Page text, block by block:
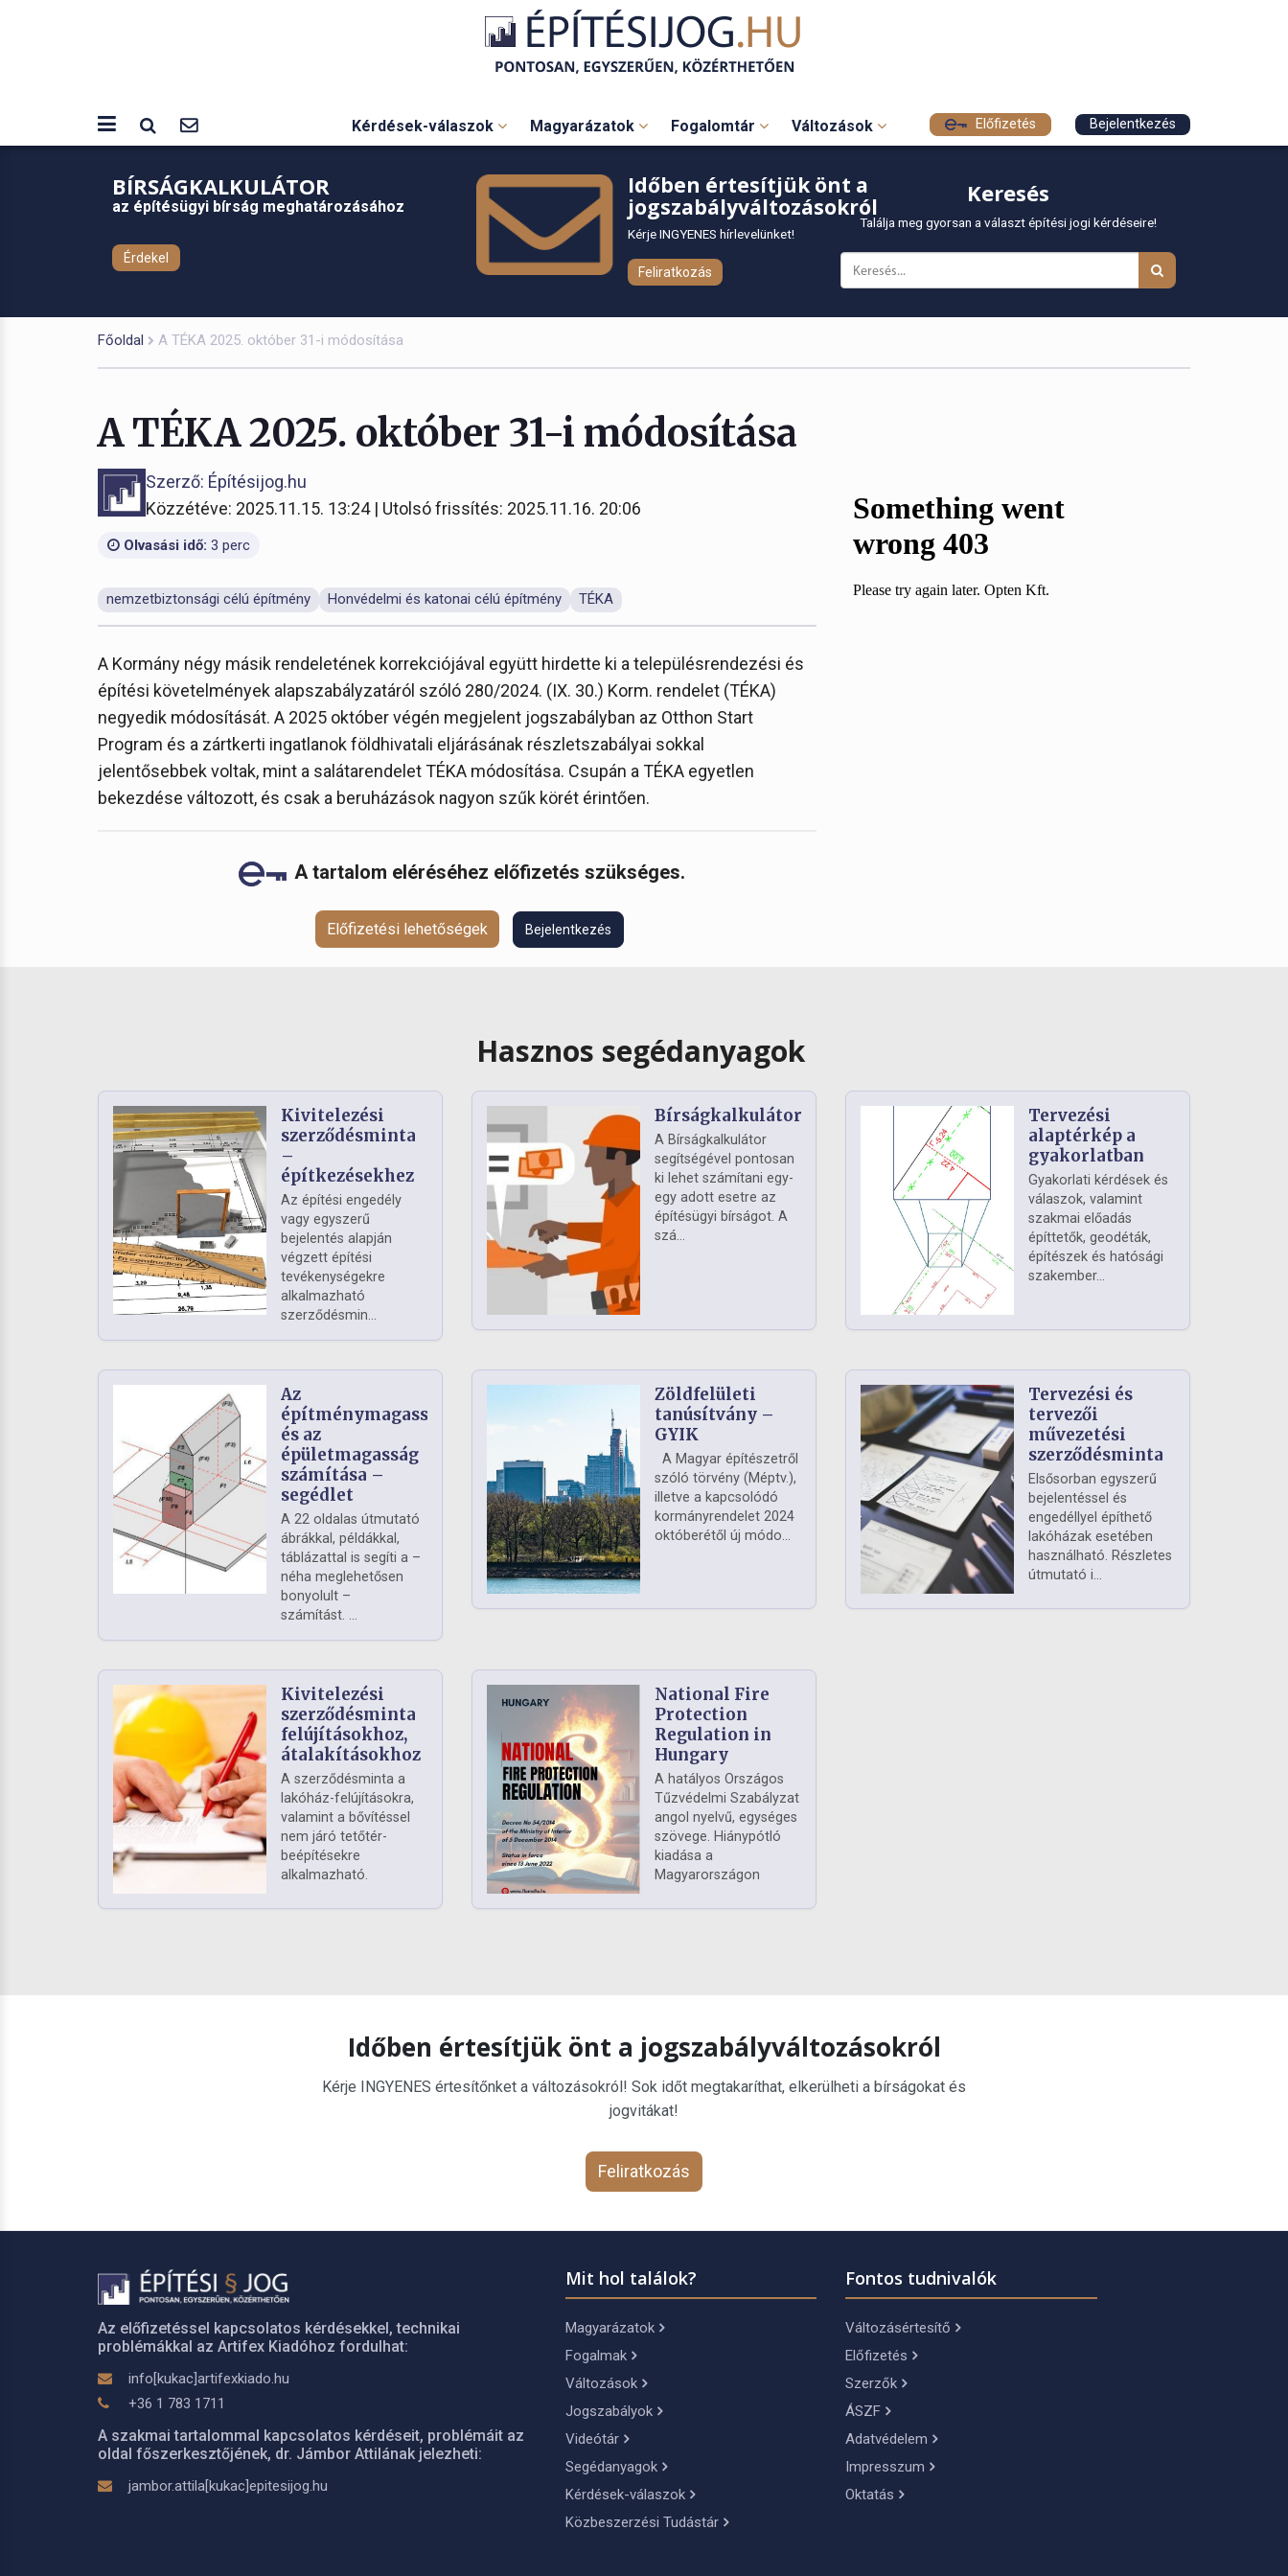
Kérdések-válaszok Magyarázatok Fogalomtár Változások Előfizetés Bejelentkezés
BÍRSÁGKALKULÁTOR
az építésügyi bírság meghatározásához
Érdekel
Időben értesítjük önt a
jogszabályváltozásokról
Kérje INGYENES hírlevelünket!
Feliratkozás
Keresés
Találja meg gyorsan a választ építési jogi kérdéseire!
Főoldal A TÉKA 2025. október 31-i módosítása
A TÉKA 2025. október 31-i módosítása
Szerző: Építésijog.hu
Közzétéve: 2025.11.15. 13:24 | Utolsó frissítés: 2025.11.16. 20:06
Olvasási idő: 3 perc
nemzetbiztonsági célú építmény Honvédelmi és katonai célú építmény TÉKA
A Kormány négy másik rendeletének korrekciójával együtt hirdette ki a településrendezési és
építési követelmények alapszabályzatáról szóló 280/2024. (IX. 30.) Korm. rendelet (TÉKA)
negyedik módosítását. A 2025 október végén megjelent jogszabályban az Otthon Start
Program és a zártkerti ingatlanok földhivatali eljárásának részletszabályai sokkal
jelentősebbek voltak, mint a salátarendelet TÉKA módosítása. Csupán a TÉKA egyetlen
bekezdése változott, és csak a beruházások nagyon szűk körét érintően.
A tartalom eléréséhez előfizetés szükséges.
Előfizetési lehetőségek Bejelentkezés
Hasznos segédanyagok
Kivitelezési
szerződésminta
–
építkezésekhez
Az építési engedély
vagy egyszerű
bejelentés alapján
végzett építési
tevékenységekre
alkalmazható
szerződésmin...
Bírságkalkulátor
A Bírságkalkulátor
segítségével pontosan
ki lehet számítani egy-
egy adott esetre az
építésügyi bírságot. A
szá...
Tervezési
alaptérkép a
gyakorlatban
Gyakorlati kérdések és
válaszok, valamint
szakmai előadás
építtetők, geodéták,
építészek és hatósági
szakember...
Az
építménymagasság
és az
épületmagasság
számítása –
segédlet
A 22 oldalas útmutató
ábrákkal, példákkal,
táblázattal is segíti a –
néha meglehetősen
bonyolult –
számítást. ...
Zöldfelületi
tanúsítvány –
GYIK
A Magyar építészetről
szóló törvény (Méptv.),
illetve a kapcsolódó
kormányrendelet 2024
októberétől új módo...
Tervezési és
tervezői
művezetési
szerződésminta
Elsősorban egyszerű
bejelentéssel és
engedéllyel építhető
lakóházak esetében
használható. Részletes
útmutató i...
Kivitelezési
szerződésminta
felújításokhoz,
átalakításokhoz
A szerződésminta a
lakóház-felújításokra,
valamint a bővítéssel
nem járó tetőtér-
beépítésekre
alkalmazható.
National Fire
Protection
Regulation in
Hungary
A hatályos Országos
Tűzvédelmi Szabályzat
angol nyelvű, egységes
szövege. Hiánypótló
kiadása a
Magyarországon
Időben értesítjük önt a jogszabályváltozásokról
Kérje INGYENES értesítőnket a változásokról! Sok időt megtakaríthat, elkerülheti a bírságokat és
jogvitákat!
Feliratkozás
Az előfizetéssel kapcsolatos kérdésekkel, technikai
problémákkal az Artifex Kiadóhoz fordulhat:
info[kukac]artifexkiado.hu
+36 1 783 1711
A szakmai tartalommal kapcsolatos kérdéseit, problémáit az
oldal főszerkesztőjének, dr. Jámbor Attilának jelezheti:
jambor.attila[kukac]epitesijog.hu
Mit hol találok?
Magyarázatok
Fogalmak
Változások
Jogszabályok
Videótár
Segédanyagok
Kérdések-válaszok
Közbeszerzési Tudástár
Fontos tudnivalók
Változásértesítő
Előfizetés
Szerzők
ÁSZF
Adatvédelem
Impresszum
Oktatás